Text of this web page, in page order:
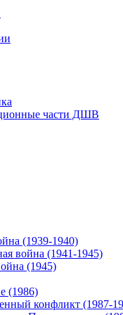
части ДШВ
(1939-1940)
война (1941-1945)
(1945)
(1986)
конфликт (1987-